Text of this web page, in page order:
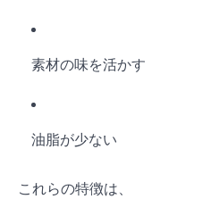
素材の味を活かす
油脂が少ない
これらの特徴は、